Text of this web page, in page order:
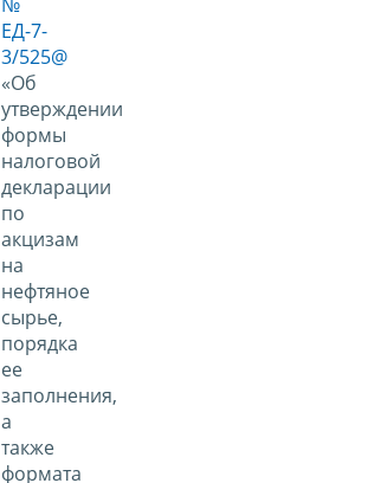
ЕД-7-
3/525@
«Об
утверждении
формы
налоговой
декларации
по
акцизам
на
нефтяное
сырье,
порядка
ее
заполнения,
а
также
формата